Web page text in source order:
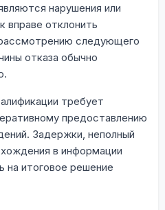
нарушения или
вправе отклонить
следующего
отказа обычно
требует
предоставлению
Задержки, неполный
в информации
на итоговое решение